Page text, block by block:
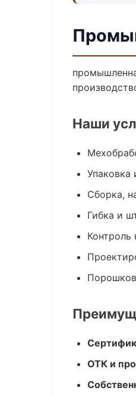
Наши
Упаковка
Сборка,
Гибка и
Контроль
ОТК и